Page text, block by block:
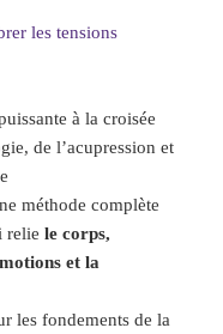
les tensions
à la croisée
de l’acupression et
méthode complète
relie le corps,
et la
les fondements de la